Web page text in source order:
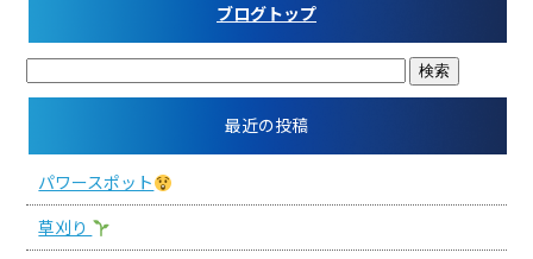
ブログトップ
最近の投稿
パワースポット
草刈り‪